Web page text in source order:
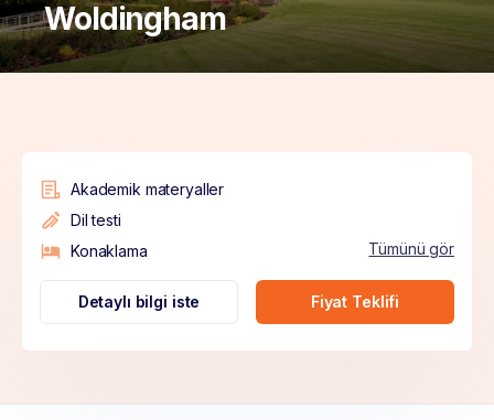
Woldingham
Akademik materyaller
Dil testi
Konaklama
Tümünü gör
Detaylı bilgi iste Fiyat Teklifi